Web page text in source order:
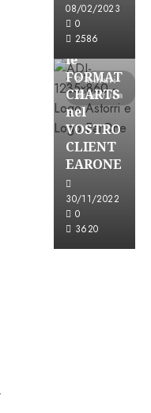
08/02/2023
0
2586
3 minuti
di lettura
Partnership
le
FORMAT
CHARTS
nel
VOSTRO
CLIENT
EARONE
30/11/2022
0
3620